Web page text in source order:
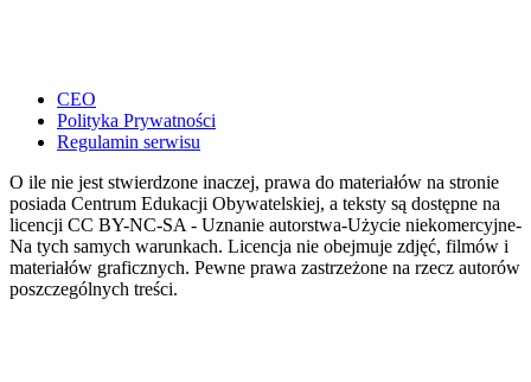
CEO
Polityka Prywatności
Regulamin serwisu
O ile nie jest stwierdzone inaczej, prawa do materiałów na stronie
posiada Centrum Edukacji Obywatelskiej, a teksty są dostępne na
licencji CC BY-NC-SA - Uznanie autorstwa-Użycie niekomercyjne-
Na tych samych warunkach. Licencja nie obejmuje zdjęć, filmów i
materiałów graficznych. Pewne prawa zastrzeżone na rzecz autorów
poszczególnych treści.